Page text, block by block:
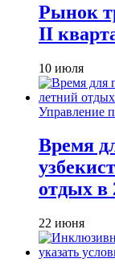
Рынок
II
10 июля
Управление
Время
отдых в
22 июня